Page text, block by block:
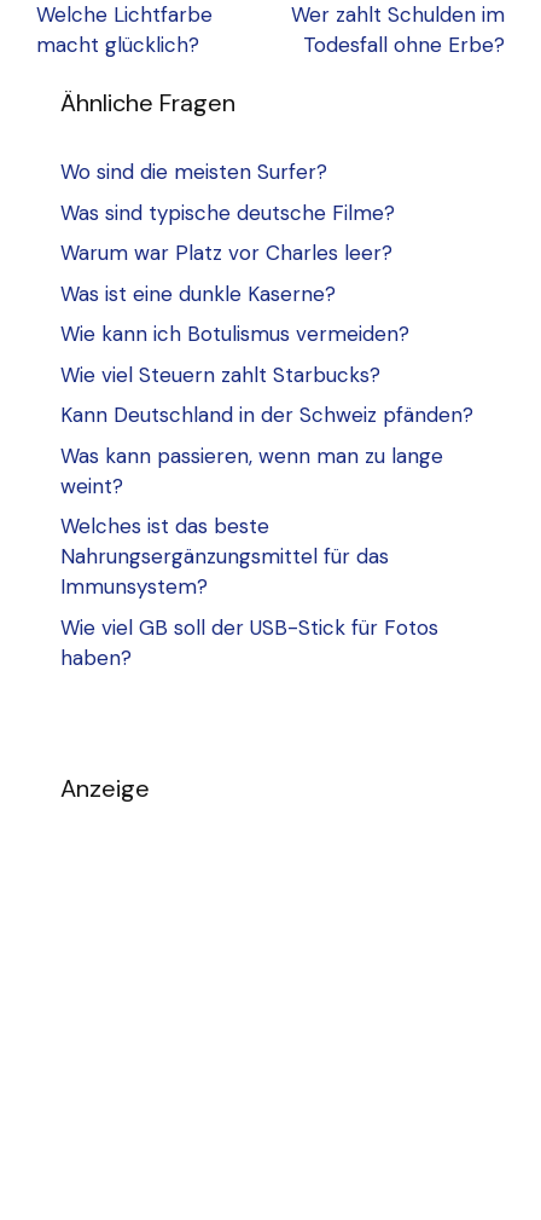
Welche Lichtfarbe
macht glücklich?
Wer zahlt Schulden im
Todesfall ohne Erbe?
Ähnliche Fragen
Wo sind die meisten Surfer?
Was sind typische deutsche Filme?
Warum war Platz vor Charles leer?
Was ist eine dunkle Kaserne?
Wie kann ich Botulismus vermeiden?
Wie viel Steuern zahlt Starbucks?
Kann Deutschland in der Schweiz pfänden?
Was kann passieren, wenn man zu lange
weint?
Welches ist das beste
Nahrungsergänzungsmittel für das
Immunsystem?
Wie viel GB soll der USB-Stick für Fotos
haben?
Anzeige